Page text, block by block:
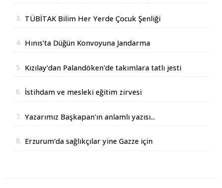
3. TÜBİTAK Bilim Her Yerde Çocuk Şenliği
4. Hınıs'ta Düğün Konvoyuna Jandarma
5. Kızılay'dan Palandöken'de takımlara tatlı jesti
6. İstihdam ve mesleki eğitim zirvesi
7. Yazarımız Başkapan'ın anlamlı yazısı...
8. Erzurum'da sağlıkçılar yine Gazze için